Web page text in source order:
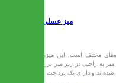
میز عسلی کمند
مختلف است. این میزها به
به راحتی در زیر میز بزرگ‌تر